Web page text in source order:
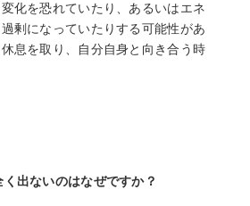
化を恐れていたり、あるいはエネ
剰になっていたりする可能性があ
息を取り、自分自身と向き合う時
出ないのはなぜですか？